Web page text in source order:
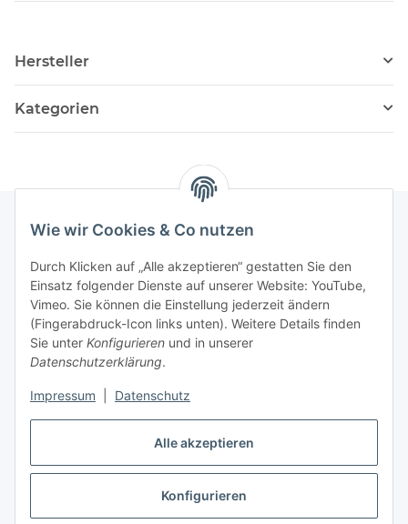
Alle akzeptieren
Konfigurieren
Wie wir Cookies & Co nutzen
Durch Klicken auf „Alle akzeptieren“ gestatten Sie den
Einsatz folgender Dienste auf unserer Website: YouTube,
Vimeo. Sie können die Einstellung jederzeit ändern
(Fingerabdruck-Icon links unten). Weitere Details finden
Sie unter Konfigurieren und in unserer
Datenschutzerklärung.
Impressum Datenschutz
Hersteller
Kategorien
Informationen
036204. 803903
Achtung!!!
16:00 – 19:00 Uhr
Vertrag widerrufen